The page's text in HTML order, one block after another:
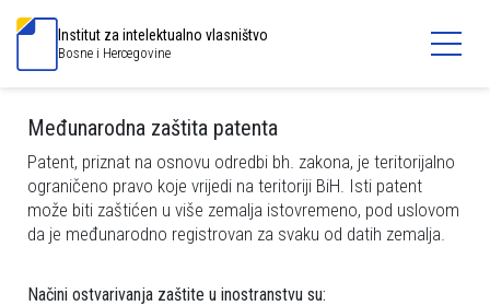
Institut za intelektualno vlasništvo
Bosne i Hercegovine
Međunarodna zaštita patenta
Patent, priznat na osnovu odredbi bh. zakona, je teritorijalno
ograničeno pravo koje vrijedi na teritoriji BiH. Isti patent
može biti zaštićen u više zemalja istovremeno, pod uslovom
da je međunarodno registrovan za svaku od datih zemalja.
Načini ostvarivanja zaštite u inostranstvu su: